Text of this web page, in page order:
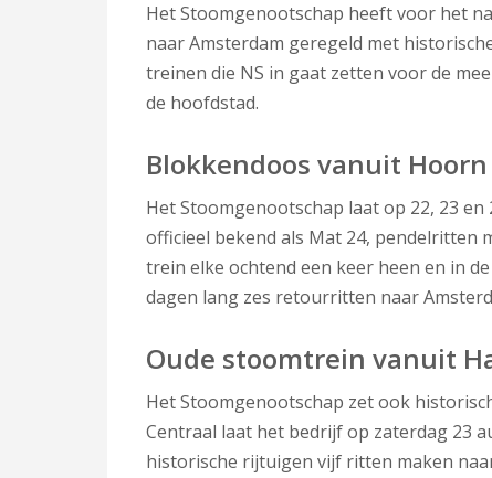
Het Stoomgenootschap heeft voor het
naar Amsterdam geregeld met
treinen die NS in gaat zetten voor de
de hoofdstad.
Blokkendoos vanuit
Het Stoomgenootschap laat op 22, 23
officieel bekend als Mat 24, pendelritten
trein elke ochtend een keer heen en in
dagen lang zes retourritten naar
Oude stoomtrein vanuit
Het Stoomgenootschap zet ook
Centraal laat het bedrijf op zaterdag 23
historische rijtuigen vijf ritten maken